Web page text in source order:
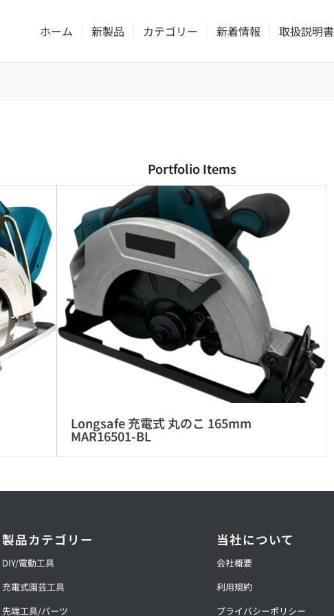
ホーム 新製品 カテゴリー 新着情報 取扱説明書
Portfolio Items
Longsafe 充電式 丸のこ 165mm
MAR16501-BL
製品カテゴリー
DIY/電動工具
充電式園芸工具
先端工具/パーツ
当社について
会社概要
利用規約
プライバシーポリシー